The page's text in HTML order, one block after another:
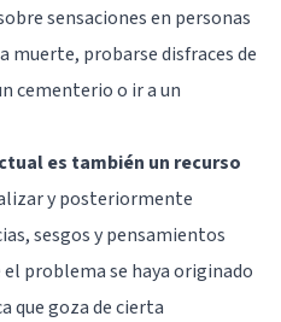
sensaciones en personas
muerte, probarse disfraces de
cementerio o ir a un
es también un recurso
y posteriormente
sesgos y pensamientos
problema se haya originado
que goza de cierta